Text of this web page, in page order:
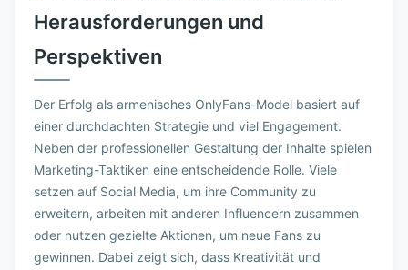
Herausforderungen und
Perspektiven
Der Erfolg als armenisches OnlyFans-Model basiert auf
einer durchdachten Strategie und viel Engagement.
Neben der professionellen Gestaltung der Inhalte spielen
Marketing-Taktiken eine entscheidende Rolle. Viele
setzen auf Social Media, um ihre Community zu
erweitern, arbeiten mit anderen Influencern zusammen
oder nutzen gezielte Aktionen, um neue Fans zu
gewinnen. Dabei zeigt sich, dass Kreativität und